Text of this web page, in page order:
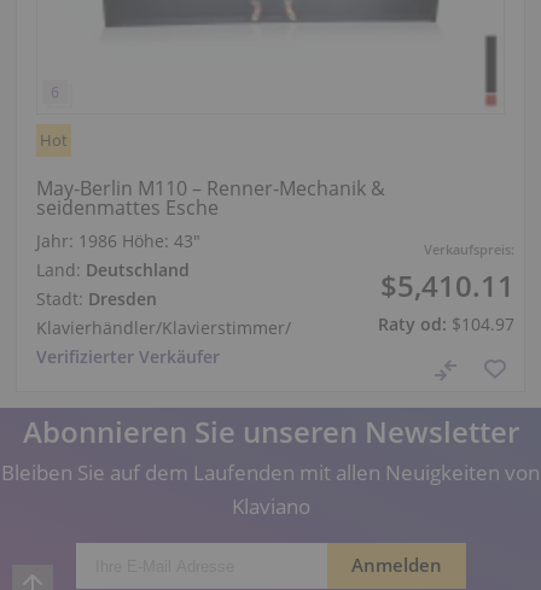
Verkaufspreis:
$5,410.11
Raty od: $104.97
Hot
May‑Berlin M110 – Renner‑Mechanik &
seidenmattes Esche
Jahr: 1986 Höhe: 43″
Land: Deutschland
Stadt: Dresden
Klavierhändler/Klavierstimmer/
Verifizierter Verkäufer
Abonnieren Sie unseren Newsletter
Bleiben Sie auf dem Laufenden mit allen Neuigkeiten von
Klaviano